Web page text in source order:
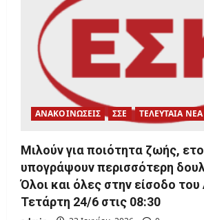
ΑΝΑΚΟΙΝΩΣΕΙΣ ΣΣΕ ΤΕΛΕΥΤΑΙΑ ΝΕΑ
Μιλούν για ποιότητα ζωής,
υπογράψουν περισσότερη
Όλοι και όλες στην είσοδο
Τετάρτη 24/6 στις 08:30